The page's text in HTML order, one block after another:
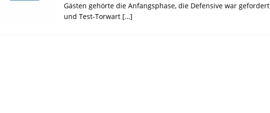
Gästen gehörte die Anfangsphase, die Defensive war gefordert
und Test-Torwart […]